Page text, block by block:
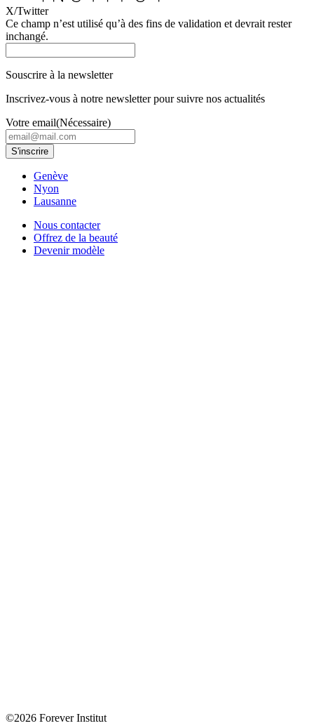
X/Twitter
Ce champ n’est utilisé qu’à des fins de validation et devrait rester
inchangé.
Souscrire à la newsletter
Inscrivez-vous à notre newsletter pour suivre nos actualités
Votre email(Nécessaire)
Genève
Nyon
Lausanne
Nous contacter
Offrez de la beauté
Devenir modèle
©2026 Forever Institut